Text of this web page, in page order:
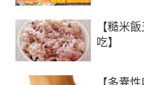
【糙米
吃】